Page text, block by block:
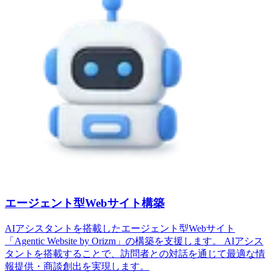
エージェント型Webサイト構築
AIアシスタントを搭載したエージェント型Webサイト
「Agentic Website by Orizm」の構築を支援します。 AIアシス
タントを搭載することで、訪問者との対話を通じて最適な情
報提供・商談創出を実現します。